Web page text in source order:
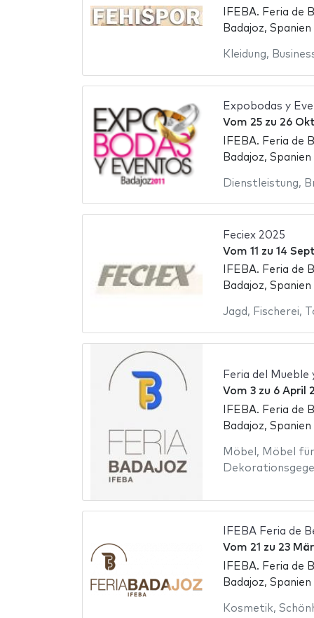
IFEBA. Feria de
Badajoz, Spanien
Kleidung,
Expobodas y
Vom 25zu 26
IFEBA. Feria de
Badajoz, Spanien
Dienstleistung,
Feciex 2025
Vom 11 zu 14
IFEBA. Feria de
Badajoz, Spanien
Jagd , Fischerei,
Feria del
Vom 3zu 6 April
IFEBA. Feria de
Badajoz, Spanien
Möbel , Möbel
IFEBA Feria de
Vom 21 zu 23
IFEBA. Feria de
Badajoz, Spanien
Kosmetik,